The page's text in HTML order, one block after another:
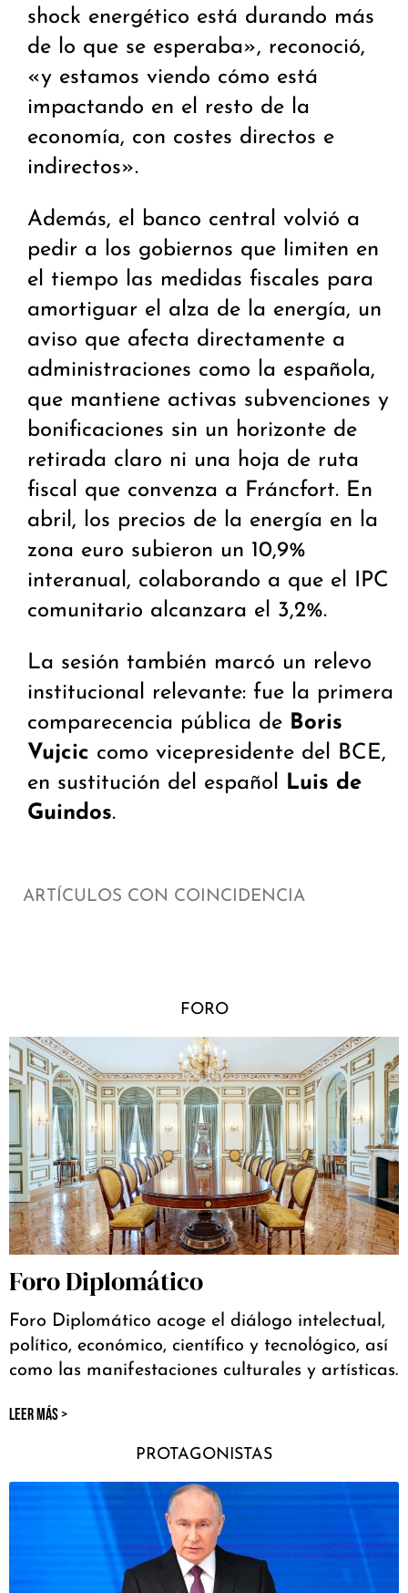
shock energético está durando más
de lo que se esperaba», reconoció,
«y estamos viendo cómo está
impactando en el resto de la
economía, con costes directos e
indirectos».
Además, el banco central volvió a
pedir a los gobiernos que limiten en
el tiempo las medidas fiscales para
amortiguar el alza de la energía, un
aviso que afecta directamente a
administraciones como la española,
que mantiene activas subvenciones y
bonificaciones sin un horizonte de
retirada claro ni una hoja de ruta
fiscal que convenza a Fráncfort. En
abril, los precios de la energía en la
zona euro subieron un 10,9%
interanual, colaborando a que el IPC
comunitario alcanzara el 3,2%.
La sesión también marcó un relevo
institucional relevante: fue la primera
comparecencia pública de Boris
Vujcic como vicepresidente del BCE,
en sustitución del español Luis de
Guindos.
ARTÍCULOS CON COINCIDENCIA
FORO
Foro Diplomático
Foro Diplomático acoge el diálogo intelectual,
político, económico, científico y tecnológico, así
como las manifestaciones culturales y artísticas.
LEER MÁS >
PROTAGONISTAS